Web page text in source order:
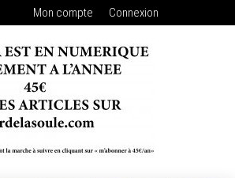
Mon compte Connexion